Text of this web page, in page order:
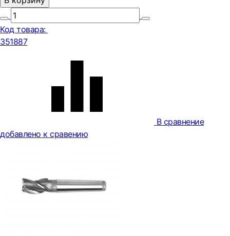
Код товара:
351887
В сравнение
добавлено к сравению